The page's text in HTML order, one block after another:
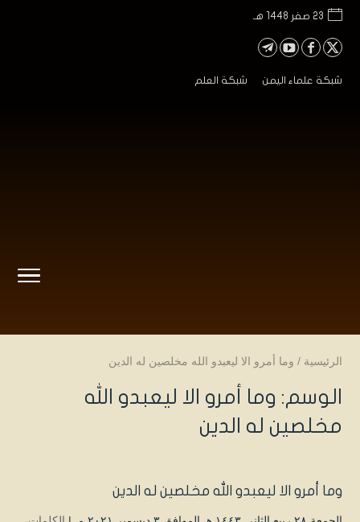
23 صفر 1448 هـ
شبكة علماء اليمن شبكة العلم
الرئيسية / وما أمرو الا ليعبدو الله مخلصين له الدين
الوسم: وما أمرو الا ليعبدو الله
مخلصين له الدين
وما أمرو الا ليعبدو الله مخلصين له الدين